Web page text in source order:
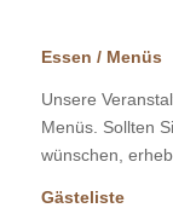
Essen / Menüs
Unsere
Menüs. Sollten
wünschen,
Gästeliste